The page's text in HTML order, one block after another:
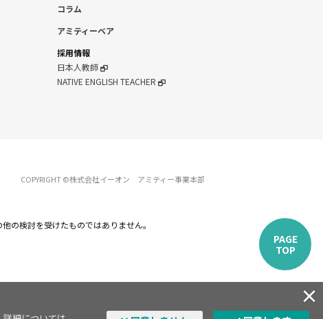
PAGE
TOP
コラム
アミティーベア
採用情報
日本人教師
NATIVE ENGLISH TEACHER
COPYRIGHT ©株式会社イーオン アミティー事業本部
の検討を受けたものではありません。